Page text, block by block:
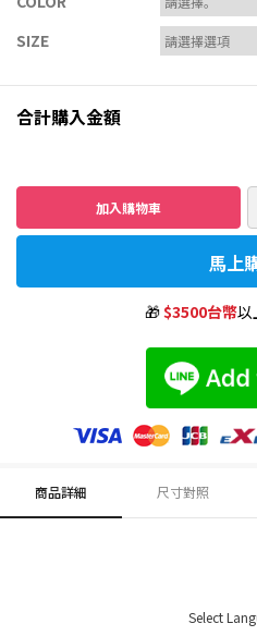
SIZE
合計購入金額
加入購物車
馬上
🎁$3500台幣以
商品詳細 尺寸對照
Select